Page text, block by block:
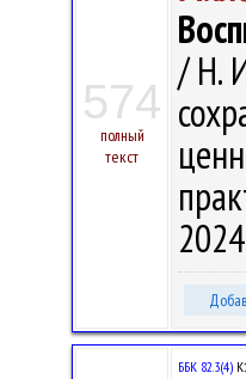
574
полный
текст
/ Н.
ББК 82.3(4)